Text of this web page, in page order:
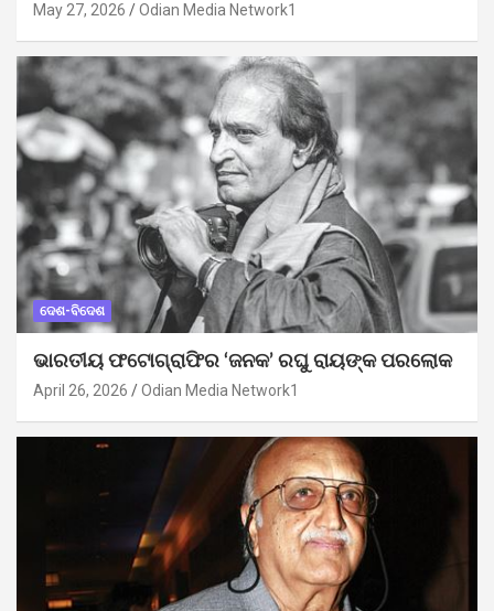
May 27, 2026 Odian Media Network1
ଦେଶ-ବିଦେଶ
ଭାରତୀୟ ଫଟୋଗ୍ରାଫିର ‘ଜନକ’ ରଘୁ ରାୟଙ୍କ ପରଲୋକ
April 26, 2026 Odian Media Network1